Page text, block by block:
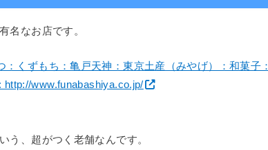
名なお店です。
：くずもち：亀戸天神：東京土産（みやげ）：和菓子：
http://www.funabashiya.co.jp/
う、超がつく老舗なんです。